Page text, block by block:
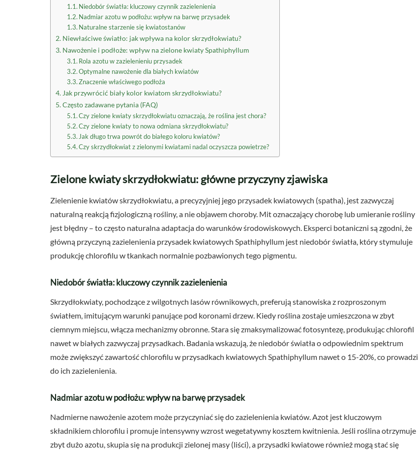
Niedobór światła: kluczowy czynnik zazielenienia
Nadmiar azotu w podłożu: wpływ na barwę przysadek
Naturalne starzenie się kwiatostanów
Niewłaściwe światło: jak wpływa na kolor skrzydłokwiatu?
Nawożenie i podłoże: wpływ na zielone kwiaty Spathiphyllum
Rola azotu w zazielenieniu przysadek
Optymalne nawożenie dla białych kwiatów
Znaczenie właściwego podłoża
Jak przywrócić biały kolor kwiatom skrzydłokwiatu?
Często zadawane pytania (FAQ)
Czy zielone kwiaty skrzydłokwiatu oznaczają, że roślina jest chora?
Czy zielone kwiaty to nowa odmiana skrzydłokwiatu?
Jak długo trwa powrót do białego koloru kwiatów?
Czy skrzydłokwiat z zielonymi kwiatami nadal oczyszcza powietrze?
Zielone kwiaty skrzydłokwiatu: główne przyczyny zjawiska
Zielenienie kwiatów skrzydłokwiatu, a precyzyjniej jego przysadek kwiatowych (spatha), jest zazwyczaj
naturalną reakcją fizjologiczną rośliny, a nie objawem choroby. Mit oznaczający chorobę lub umieranie rośliny
jest błędny – to często naturalna adaptacja do warunków środowiskowych. Eksperci botaniczni są zgodni, że
główną przyczyną zazielenienia przysadek kwiatowych Spathiphyllum jest niedobór światła, który stymuluje
produkcję chlorofilu w tkankach normalnie pozbawionych tego pigmentu.
Niedobór światła: kluczowy czynnik zazielenienia
Skrzydłokwiaty, pochodzące z wilgotnych lasów równikowych, preferują stanowiska z rozproszonym
światłem, imitującym warunki panujące pod koronami drzew. Kiedy roślina zostaje umieszczona w zbyt
ciemnym miejscu, włącza mechanizmy obronne. Stara się zmaksymalizować fotosyntezę, produkując chlorofil
nawet w białych zazwyczaj przysadkach. Badania wskazują, że niedobór światła o odpowiednim spektrum
może zwiększyć zawartość chlorofilu w przysadkach kwiatowych Spathiphyllum nawet o 15-20%, co prowadzi
do ich zazielenienia.
Nadmiar azotu w podłożu: wpływ na barwę przysadek
Nadmierne nawożenie azotem może przyczyniać się do zazielenienia kwiatów. Azot jest kluczowym
składnikiem chlorofilu i promuje intensywny wzrost wegetatywny kosztem kwitnienia. Jeśli roślina otrzymuje
zbyt dużo azotu, skupia się na produkcji zielonej masy (liści), a przysadki kwiatowe również mogą stać się